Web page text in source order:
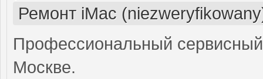
Ремонт iMac
Профессиональный
Москве.